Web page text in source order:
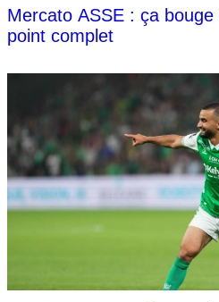
Mercato ASSE : ça
point complet